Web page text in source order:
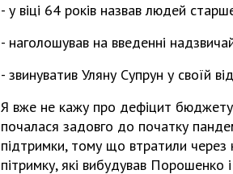
- у віці 64 років назвав людей
- наголошував на введенні
- звинуватив Уляну Супрун у своїй
Я вже не кажу про дефіцит бюджету
почалася задовго до початку
підтримки, тому що втратили через
пітримку, які вибудував Порошенко